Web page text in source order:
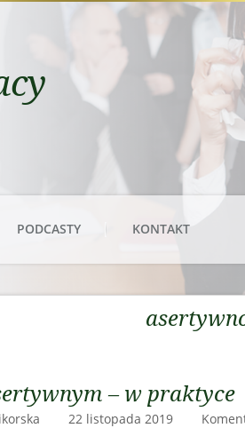
PODCASTY KONTAKT
– w praktyce
22 listopada 2019